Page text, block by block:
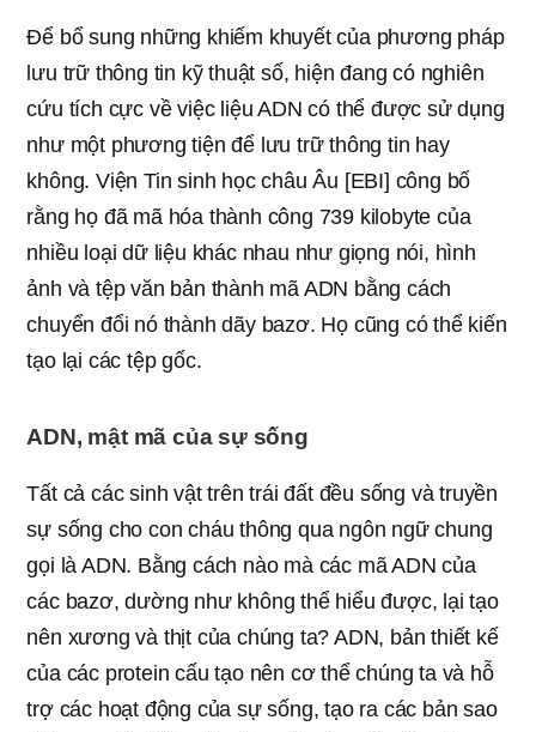
Để bổ sung những khiếm khuyết của phương pháp
lưu trữ thông tin kỹ thuật số, hiện đang có nghiên
cứu tích cực về việc liệu ADN có thể được sử dụng
như một phương tiện để lưu trữ thông tin hay
không. Viện Tin sinh học châu Âu [EBI] công bố
rằng họ đã mã hóa thành công 739 kilobyte của
nhiều loại dữ liệu khác nhau như giọng nói, hình
ảnh và tệp văn bản thành mã ADN bằng cách
chuyển đổi nó thành dãy bazơ. Họ cũng có thể kiến
tạo lại các tệp gốc.
ADN, mật mã của sự sống
Tất cả các sinh vật trên trái đất đều sống và truyền
sự sống cho con cháu thông qua ngôn ngữ chung
gọi là ADN. Bằng cách nào mà các mã ADN của
các bazơ, dường như không thể hiểu được, lại tạo
nên xương và thịt của chúng ta? ADN, bản thiết kế
của các protein cấu tạo nên cơ thể chúng ta và hỗ
trợ các hoạt động của sự sống, tạo ra các bản sao